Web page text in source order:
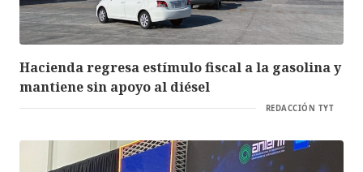
Hacienda regresa estímulo fiscal a la gasolina y
mantiene sin apoyo al diésel
REDACCIÓN TYT